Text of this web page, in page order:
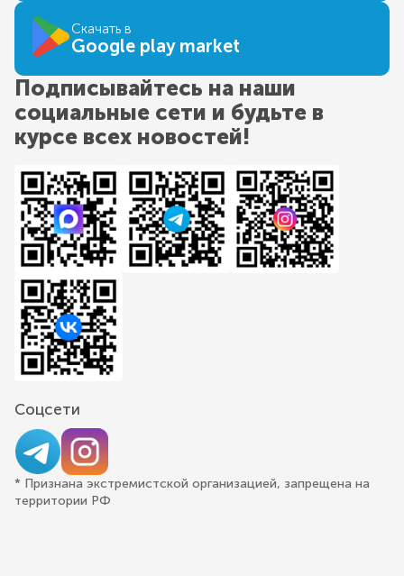
Скачать в
Google play market
Подписывайтесь на наши
социальные сети и будьте в
курсе всех новостей!
Соцсети
* Признана экстремистской организацией, запрещена на
территории РФ